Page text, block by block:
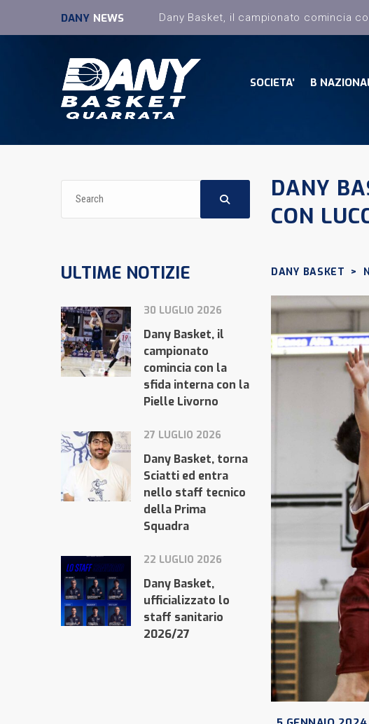
DANY NEWS
SOCIETA’ B
DANY
CON
DANY BASKET >
ULTIME NOTIZIE
30 LUGLIO 2026
Dany Basket, il
campionato
comincia con la
sfida interna con la
Pielle Livorno
27 LUGLIO 2026
Dany Basket, torna
Sciatti ed entra
nello staff tecnico
della Prima
Squadra
22 LUGLIO 2026
Dany Basket,
ufficializzato lo
staff sanitario
2026/27